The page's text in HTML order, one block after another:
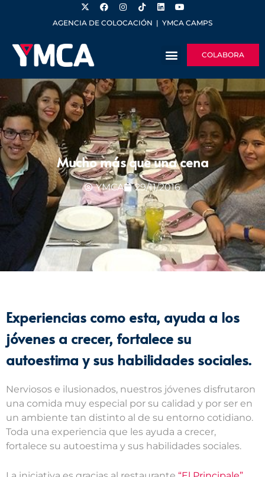
AGENCIA DE COLOCACIÓN | YMCA CAMPS
COLABORA
Mucho más que una cena
YMCA 29/11/2016
Experiencias como esta, ayuda a los
jóvenes a crecer, fortalece su
autoestima y sus habilidades sociales.
Nerviosos e ilusionados, nuestros jóvenes disfrutaron
una comida muy especial por su calidad y por ser en
un ambiente tan distinto al de su entorno cotidiano.
Toda una experiencia que les ayuda a crecer,
fortalece su autoestima y sus habilidades sociales.